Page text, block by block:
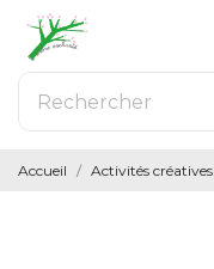
Accueil Activités créatives